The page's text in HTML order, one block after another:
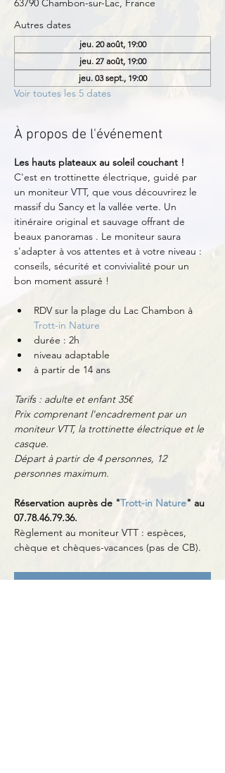
63790 Chambon-sur-Lac, France
Autres dates
jeu. 20 août, 19:00
jeu. 27 août, 19:00
jeu. 03 sept., 19:00
Voir toutes les 5 dates
À propos de l'événement
Les hauts plateaux au soleil couchant !
C'est en trottinette électrique, guidé par
un moniteur VTT, que vous découvrirez le
massif du Sancy et la vallée verte. Un
itinéraire original et sauvage offrant de
beaux panoramas . Le moniteur saura
s'adapter à vos attentes et à votre niveau :
conseils, sécurité et convivialité pour un
bon moment assuré !
RDV sur la plage du Lac Chambon à
Trott-in Nature
durée : 2h
niveau adaptable
à partir de 14 ans
Tarifs : adulte et enfant 35€
Prix comprenant l'encadrement par un
moniteur VTT, la trottinette électrique et le
casque.
Départ à partir de 4 personnes, 12
personnes maximum.
Réservation auprès de "Trott-in Nature" au
07.78.46.79.36.
Règlement au moniteur VTT : espèces,
chèque et chèques-vacances (pas de CB).